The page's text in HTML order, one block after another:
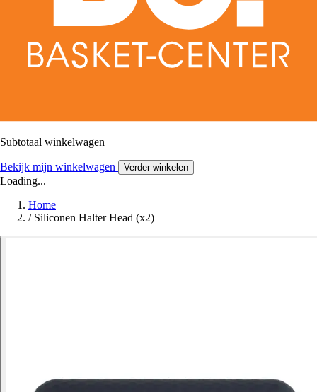
Subtotaal winkelwagen
Bekijk mijn winkelwagen Verder winkelen
Loading...
Home
/ Siliconen Halter Head (x2)